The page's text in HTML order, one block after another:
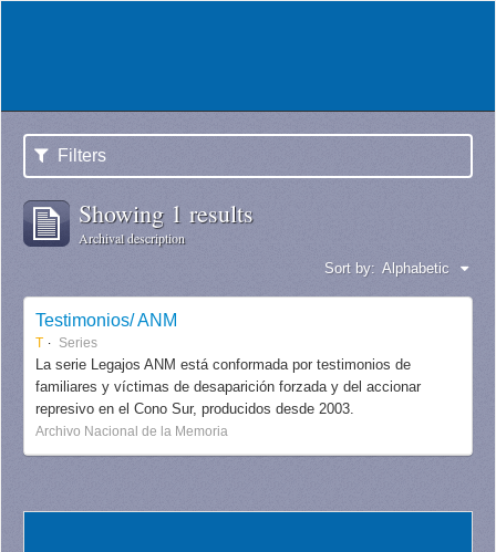
Filters
Showing 1 results
Archival description
Sort by: Alphabetic
Testimonios/ ANM
T Series
La serie Legajos ANM está conformada por testimonios de
familiares y víctimas de desaparición forzada y del accionar
represivo en el Cono Sur, producidos desde 2003.
Archivo Nacional de la Memoria